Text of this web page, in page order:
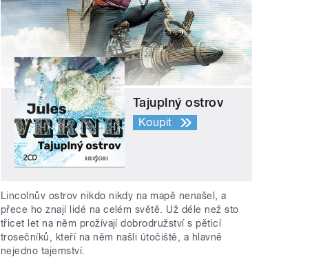
Tajuplný ostrov
Koupit
Lincolnův ostrov nikdo nikdy na mapě nenašel, a
přece ho znají lidé na celém světě. Už déle než sto
třicet let na něm prožívají dobrodružství s pěticí
trosečníků, kteří na něm našli útočiště, a hlavně
nejedno tajemství.